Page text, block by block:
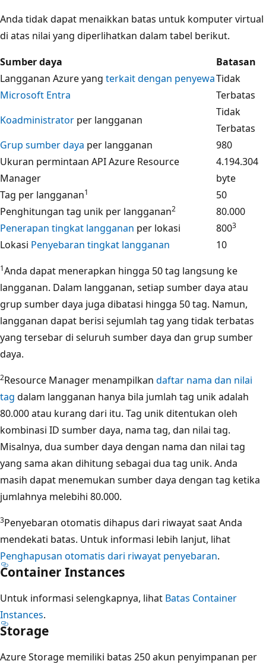
Anda tidak dapat menaikkan batas untuk komputer virtual
di atas nilai yang diperlihatkan dalam tabel berikut.
Sumber daya
Batasan
Langganan Azure yang terkait dengan penyewa
Microsoft Entra
Tidak
Terbatas
Koadministrator per langganan
Tidak
Terbatas
Grup sumber daya per langganan
980
Ukuran permintaan API Azure Resource
Manager
4.194.304
byte
Tag per langganan1
50
Penghitungan tag unik per langganan2
80.000
Penerapan tingkat langganan per lokasi 8003
Lokasi Penyebaran tingkat langganan 10
1Anda dapat menerapkan hingga 50 tag langsung ke
langganan. Dalam langganan, setiap sumber daya atau
grup sumber daya juga dibatasi hingga 50 tag. Namun,
langganan dapat berisi sejumlah tag yang tidak terbatas
yang tersebar di seluruh sumber daya dan grup sumber
daya.
2Resource Manager menampilkan daftar nama dan nilai
tag dalam langganan hanya bila jumlah tag unik adalah
80.000 atau kurang dari itu. Tag unik ditentukan oleh
kombinasi ID sumber daya, nama tag, dan nilai tag.
Misalnya, dua sumber daya dengan nama dan nilai tag
yang sama akan dihitung sebagai dua tag unik. Anda
masih dapat menemukan sumber daya dengan tag ketika
jumlahnya melebihi 80.000.
3Penyebaran otomatis dihapus dari riwayat saat Anda
mendekati batas. Untuk informasi lebih lanjut, lihat
Penghapusan otomatis dari riwayat penyebaran.
Container Instances
Untuk informasi selengkapnya, lihat Batas Container
Instances.
Storage
Azure Storage memiliki batas 250 akun penyimpanan per